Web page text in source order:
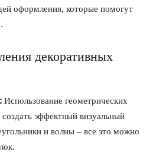
оформления, которые помогут
декоративных
Использование геометрических
эффектный визуальный
и волны – все это можно